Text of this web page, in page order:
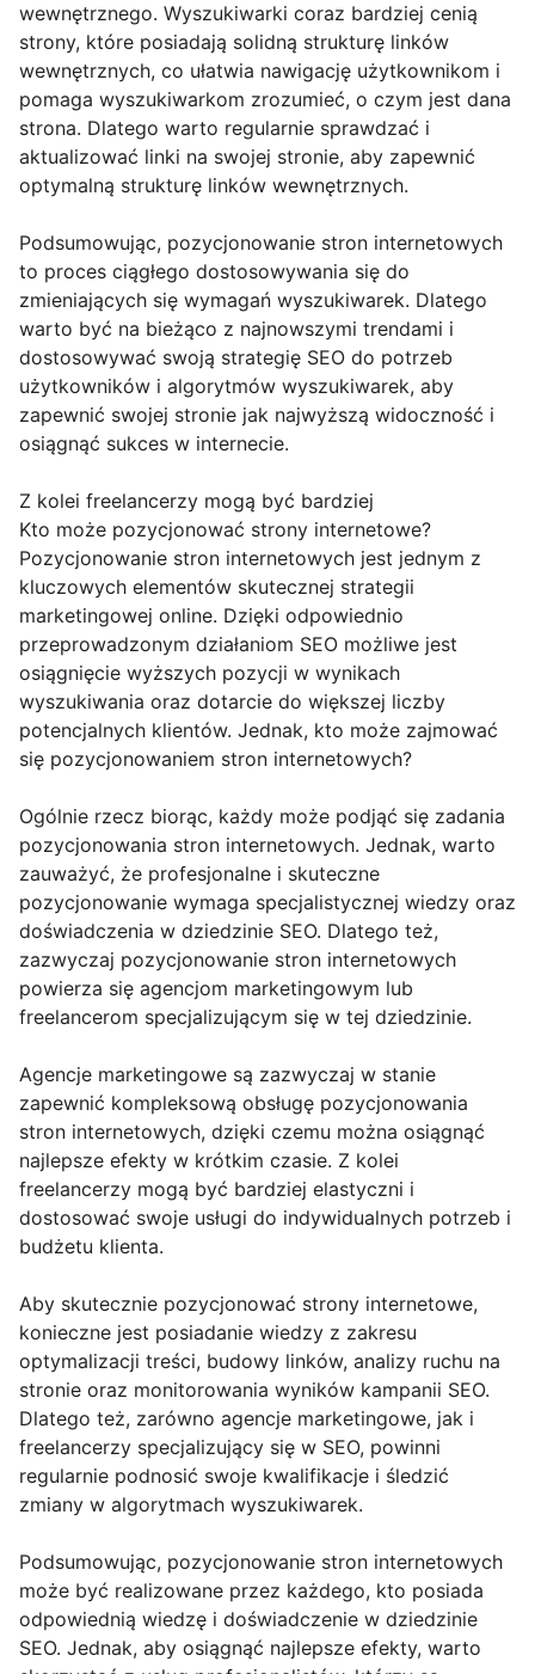
wewnętrznego. Wyszukiwarki coraz bardziej cenią
strony, które posiadają solidną strukturę linków
wewnętrznych, co ułatwia nawigację użytkownikom i
pomaga wyszukiwarkom zrozumieć, o czym jest dana
strona. Dlatego warto regularnie sprawdzać i
aktualizować linki na swojej stronie, aby zapewnić
optymalną strukturę linków wewnętrznych.
Podsumowując, pozycjonowanie stron internetowych
to proces ciągłego dostosowywania się do
zmieniających się wymagań wyszukiwarek. Dlatego
warto być na bieżąco z najnowszymi trendami i
dostosowywać swoją strategię SEO do potrzeb
użytkowników i algorytmów wyszukiwarek, aby
zapewnić swojej stronie jak najwyższą widoczność i
osiągnąć sukces w internecie.
Z kolei freelancerzy mogą być bardziej
Kto może pozycjonować strony internetowe?
Pozycjonowanie stron internetowych jest jednym z
kluczowych elementów skutecznej strategii
marketingowej online. Dzięki odpowiednio
przeprowadzonym działaniom SEO możliwe jest
osiągnięcie wyższych pozycji w wynikach
wyszukiwania oraz dotarcie do większej liczby
potencjalnych klientów. Jednak, kto może zajmować
się pozycjonowaniem stron internetowych?
Ogólnie rzecz biorąc, każdy może podjąć się zadania
pozycjonowania stron internetowych. Jednak, warto
zauważyć, że profesjonalne i skuteczne
pozycjonowanie wymaga specjalistycznej wiedzy oraz
doświadczenia w dziedzinie SEO. Dlatego też,
zazwyczaj pozycjonowanie stron internetowych
powierza się agencjom marketingowym lub
freelancerom specjalizującym się w tej dziedzinie.
Agencje marketingowe są zazwyczaj w stanie
zapewnić kompleksową obsługę pozycjonowania
stron internetowych, dzięki czemu można osiągnąć
najlepsze efekty w krótkim czasie. Z kolei
freelancerzy mogą być bardziej elastyczni i
dostosować swoje usługi do indywidualnych potrzeb i
budżetu klienta.
Aby skutecznie pozycjonować strony internetowe,
konieczne jest posiadanie wiedzy z zakresu
optymalizacji treści, budowy linków, analizy ruchu na
stronie oraz monitorowania wyników kampanii SEO.
Dlatego też, zarówno agencje marketingowe, jak i
freelancerzy specjalizujący się w SEO, powinni
regularnie podnosić swoje kwalifikacje i śledzić
zmiany w algorytmach wyszukiwarek.
Podsumowując, pozycjonowanie stron internetowych
może być realizowane przez każdego, kto posiada
odpowiednią wiedzę i doświadczenie w dziedzinie
SEO. Jednak, aby osiągnąć najlepsze efekty, warto